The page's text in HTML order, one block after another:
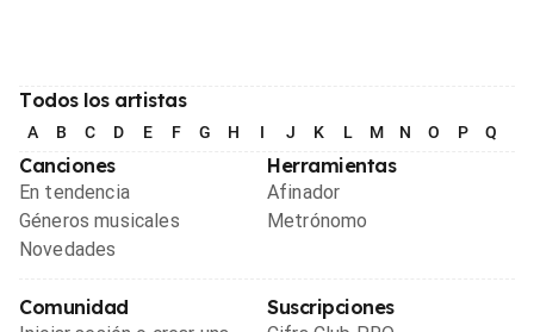
Todos los artistas
A B C D E F G H I J K L M N O P Q
Canciones
En tendencia
Géneros musicales
Novedades
Herramientas
Afinador
Metrónomo
Comunidad Suscripciones